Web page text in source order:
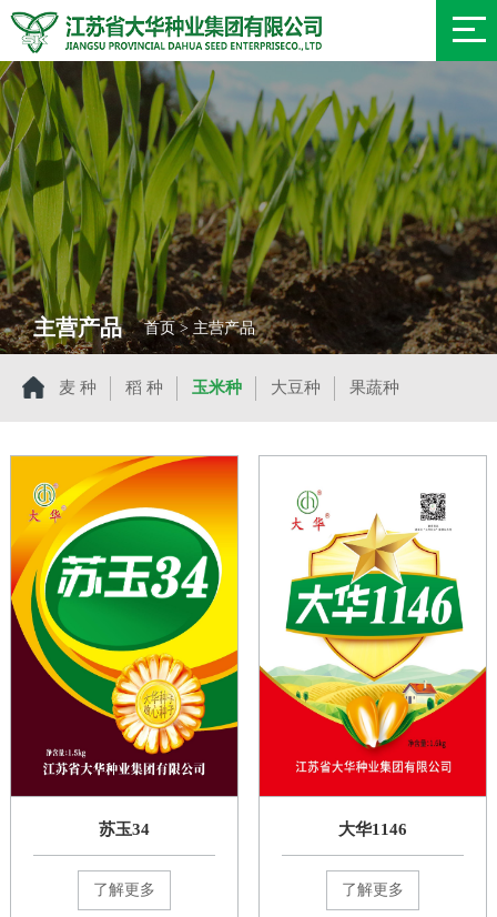
主营产品 首页 > 主营产品
麦 种 稻 种 玉米种 大豆种 果蔬种
苏玉34
了解更多
大华1146
了解更多